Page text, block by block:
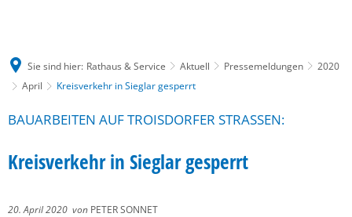
Sie sind hier: Rathaus & Service Aktuell Pressemeldungen
2020
April
Kreisverkehr in Sieglar gesperrt
BAUARBEITEN AUF TROISDORFER STRASSEN:
Kreisverkehr in Sieglar gesperrt
20. April 2020 von PETER SONNET